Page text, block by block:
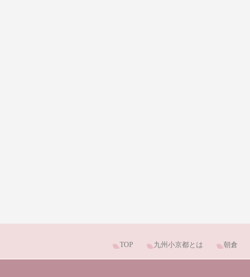
TOP 九州小京都とは 朝倉